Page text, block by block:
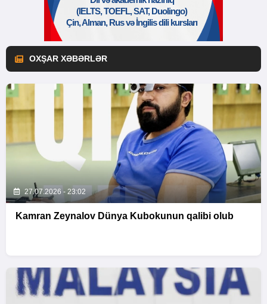
OXŞAR XƏBƏRLƏR
27.07.2026 - 23:02
Kamran Zeynalov Dünya Kubokunun qalibi olub